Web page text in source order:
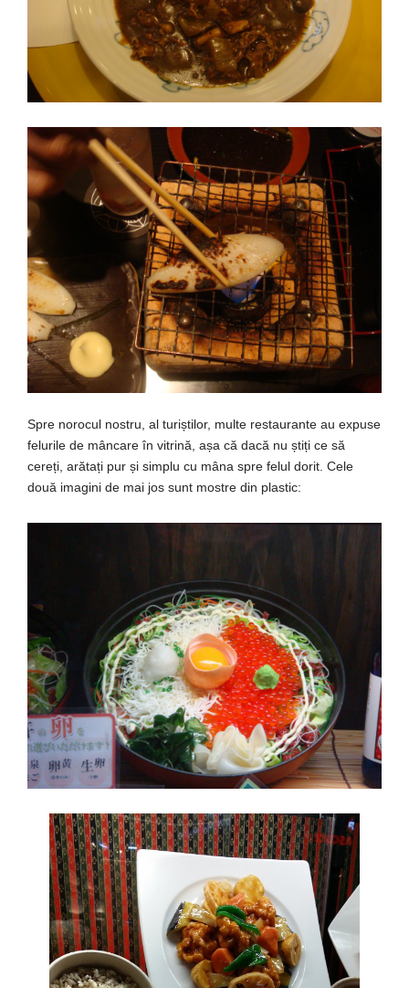
Spre norocul nostru, al turiștilor, multe restaurante au expuse
felurile de mâncare în vitrină așa că dacă nu știți ce să
cereți arătați pur și simplu cu mâna spre felul dorit . Cele
două imagini de mai jos sunt mostre din plastic: